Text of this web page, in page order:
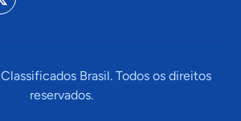
Classificados Brasil. Todos os direitos
reservados.